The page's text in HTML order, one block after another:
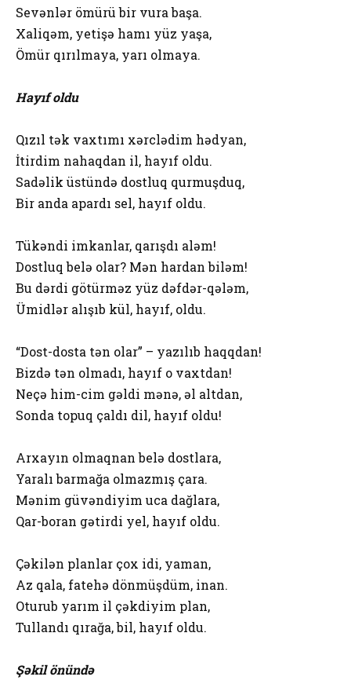
Sevənlər ömürü bir vura başa.
Xaliqəm, yetişə hamı yüz yaşa,
Ömür qırılmaya, yarı olmaya.
Hayıf oldu
Qızıl tək vaxtımı xərclədim hədyan,
İtirdim nahaqdan il, hayıf oldu.
Sadəlik üstündə dostluq qurmuşduq,
Bir anda apardı sel, hayıf oldu.
Tükəndi imkanlar, qarışdı aləm!
Dostluq belə olar? Mən hardan biləm!
Bu dərdi götürməz yüz dəfdər-qələm,
Ümidlər alışıb kül, hayıf, oldu.
“Dost-dosta tən olar” – yazılıb haqqdan!
Bizdə tən olmadı, hayıf o vaxtdan!
Neçə him-cim gəldi mənə, əl altdan,
Sonda topuq çaldı dil, hayıf oldu!
Arxayın olmaqnan belə dostlara,
Yaralı barmağa olmazmış çara.
Mənim güvəndiyim uca dağlara,
Qar-boran gətirdi yel, hayıf oldu.
Çəkilən planlar çox idi, yaman,
Az qala, fatehə dönmüşdüm, inan.
Oturub yarım il çəkdiyim plan,
Tullandı qırağa, bil, hayıf oldu.
Şəkil önündə